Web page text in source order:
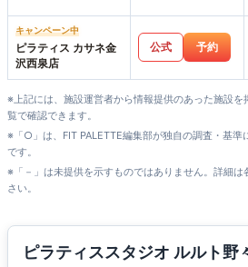
キャンペーン中
ピラティス カサネ金
沢西泉店
公式 予約
※上記には、施設運営者から情報提供のあった施設
覧で確認できます。
※「○」は、FIT PALETTE編集部が独自の調査・基準
です。
※「－」は未提供を示すものではありません。詳細
さい。
ピラティススタジオ ルルト野